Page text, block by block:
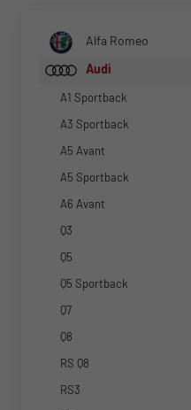
Alfa Romeo
Audi
A1 Sportback
A3 Sportback
A5 Avant
A5 Sportback
A6 Avant
Q3
Q5
Q5 Sportback
Q7
Q8
RS Q8
RS3